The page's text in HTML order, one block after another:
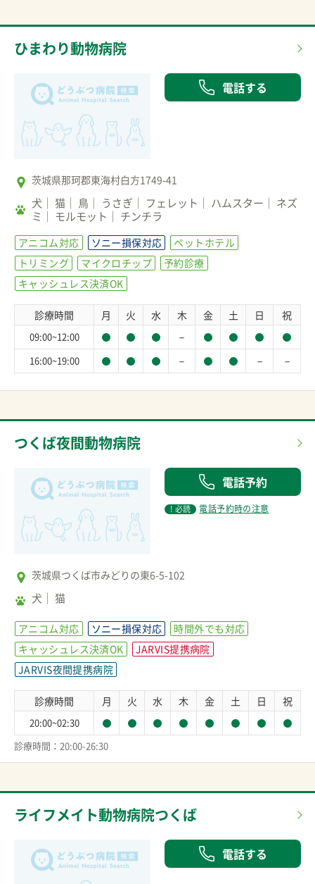
ひまわり動物病院
電話する
茨城県那珂郡東海村白方1749-41
犬 猫 鳥 うさぎ フェレット ハムスター
ネズ
ミ
モルモット チンチラ
アニコム対応 ソニー損保対応
ペットホテル
トリミング
マイクロチップ
予約診療
キャッシュレス決済OK
診療時間 月 火 水 木 金 土 日 祝
09:00~12:00 －
16:00~19:00 － － －
つくば夜間動物病院
電話予約
! 必読 電話予約時の注意
茨城県つくば市みどりの東6-5-102
犬 猫
アニコム対応 ソニー損保対応
時間外でも対応
キャッシュレス決済OK
JARVIS提携病院
JARVIS夜間提携病院
診療時間 月 火 水 木 金 土 日 祝
20:00~02:30
診療時間：20:00-26:30
ライフメイト動物病院つくば
電話する